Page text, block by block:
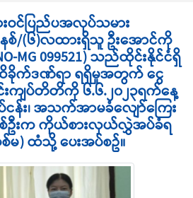
းဝင်ပြည်ပအလုပ်သမား
/(၆)လထားရှိသူ ဦးအောင်ကို
MG 099521) သည်ထိုင်းနိုင်ငံရှိ
ခိုက်ဒဏ်ရာ ရရှိမှုအတွက် ငွေ
းကျပ်တိတိကို ၆.၆.၂၀၂၃ရက်နေ့
န်း၊ အသက်အာမခံလျော်ကြေး
ဦးက ကိုယ်စားလှယ်လွှဲအပ်ခံရ
မ) ထံသို့ ပေးအပ်စဥ်။